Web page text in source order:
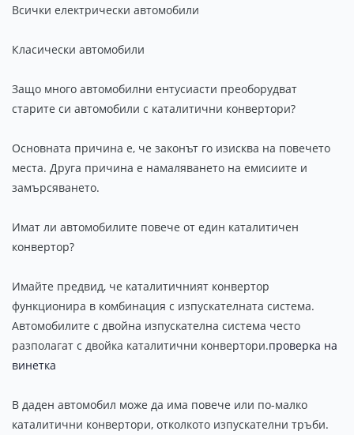
Всички електрически автомобили
Класически автомобили
Защо много автомобилни ентусиасти преоборудват
старите си автомобили с каталитични конвертори?
Основната причина е, че законът го изисква на повечето
места. Друга причина е намаляването на емисиите и
замърсяването.
Имат ли автомобилите повече от един каталитичен
конвертор?
Имайте предвид, че каталитичният конвертор
функционира в комбинация с изпускателната система.
Автомобилите с двойна изпускателна система често
разполагат с двойка каталитични конвертори.проверка на
винетка
В даден автомобил може да има повече или по-малко
каталитични конвертори, отколкото изпускателни тръби.